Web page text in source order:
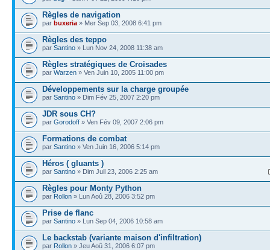
Règles de navigation
par buxeria » Mer Sep 03, 2008 6:41 pm
Règles des teppo
par Santino » Lun Nov 24, 2008 11:38 am
Règles stratégiques de Croisades
par Warzen » Ven Juin 10, 2005 11:00 pm
Développements sur la charge groupée
par Santino » Dim Fév 25, 2007 2:20 pm
JDR sous CH?
par Gorodoff » Ven Fév 09, 2007 2:06 pm
Formations de combat
par Santino » Ven Juin 16, 2006 5:14 pm
Héros ( gluants )
par Santino » Dim Juil 23, 2006 2:25 am
Règles pour Monty Python
par Rollon » Lun Aoû 28, 2006 3:52 pm
Prise de flanc
par Santino » Lun Sep 04, 2006 10:58 am
Le backstab (variante maison d'infiltration)
par Rollon » Jeu Aoû 31, 2006 6:07 pm